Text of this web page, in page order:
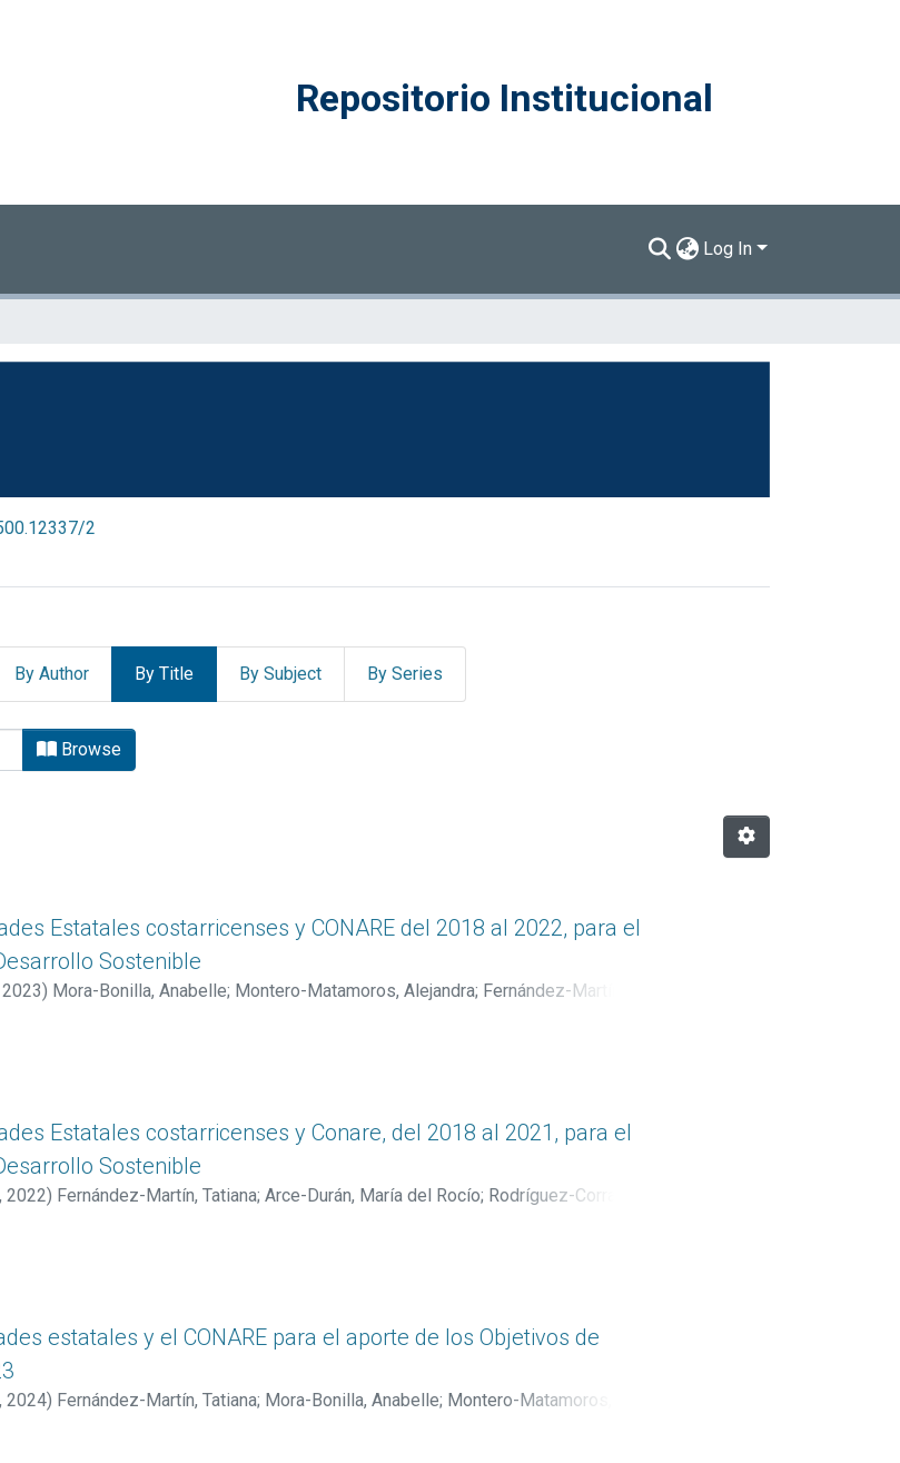
Repositorio Institucional
Log In
2
By Author By Title By Subject By Series
de la Educación Superior (OPES) by Title
Browse
Estatales costarricenses y CONARE del 2018 al 2022, para el
Sostenible
2023) Mora-Bonilla, Anabelle; Montero-Matamoros, Alejandra; Fernández-Martín,
Estatales costarricenses y Conare, del 2018 al 2021, para el
Sostenible
, 2022) Fernández-Martín, Tatiana; Arce-Durán, María del Rocío; Rodríguez-Corrales,
estatales y el CONARE para el aporte de los Objetivos de
, 2024) Fernández-Martín, Tatiana; Mora-Bonilla, Anabelle; Montero-Matamoros,